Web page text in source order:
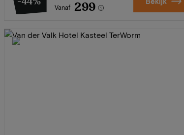
Vanaf 299